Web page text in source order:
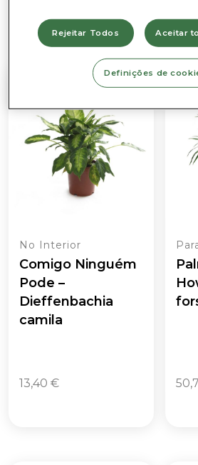
No Interior
Comigo Ninguém
Pode –
Dieffenbachia
camila
13,40 €
Rejeitar Todos Aceitar
Definições de